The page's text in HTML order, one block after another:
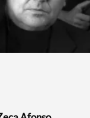
gerais